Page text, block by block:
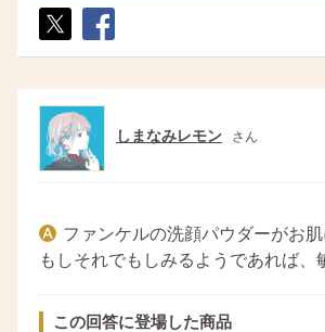
ト
ア
しまなみレモン さん
ファンケルの洗顔パウダーがお
もしそれでもしみるようであれば、
この回答に登場した商品